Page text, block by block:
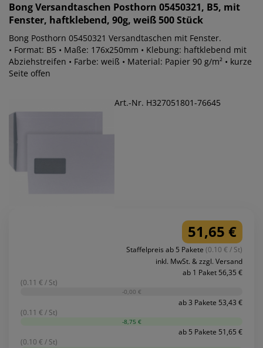
BongVersandtaschen Posthorn 05450321, B5, mit
Fenster, haftklebend, 90g, weiß 500 Stück
Bong Posthorn 05450321 Versandtaschen mit Fenster.
• Format: B5 • Maße: 176x250mm • Klebung: haftklebend mit
Abziehstreifen • Farbe: weiß • Material: Papier 90 g/m² • kurze
Seite offen
Art.-Nr. H327051801-76645
51,65 €
Staffelpreis ab 5 Pakete (0.10 € / St)
inkl. MwSt. & zzgl. Versand
ab 1 Paket 56,35 €
(0.11 € / St)
-0,00 €
ab 3 Pakete 53,43 €
(0.11 € / St)
-8,75 €
ab 5 Pakete 51,65 €
(0.10 € / St)